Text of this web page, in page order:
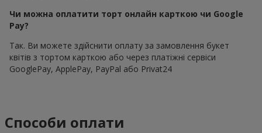
Чи можна оплатити торт онлайн карткою чи Google
Pay?
Так. Ви можете здійснити оплату за замовлення букет
квітів з тортом карткою або через платіжні сервіси
GooglePay, ApplePay, PayPal або Privat24
Способи оплати